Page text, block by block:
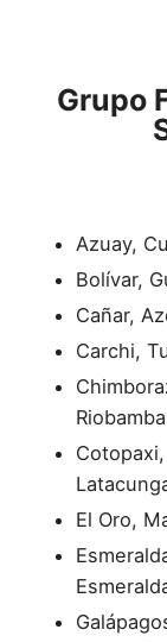
Grupo
Azuay,
Bolívar,
Cañar,
Carchi,
Riobamba
Cotopaxi,
El Oro,